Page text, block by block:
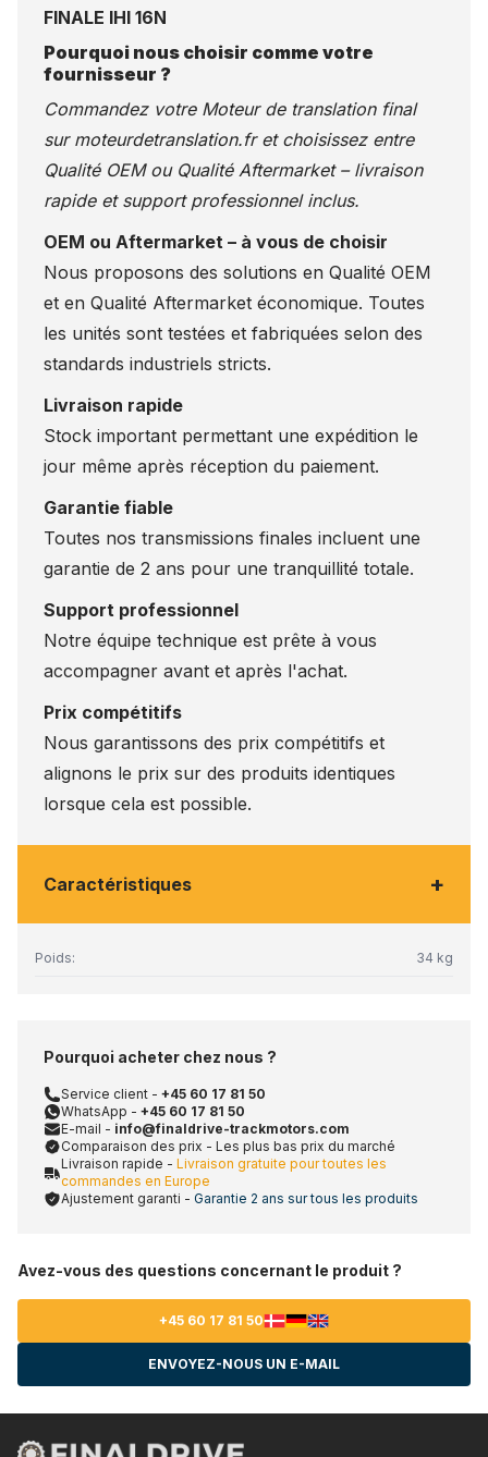
FINALE IHI 16N
Pourquoi nous choisir comme votre
fournisseur ?
Commandez votre Moteur de translation final
sur moteurdetranslation.fret choisissez entre
Qualité OEM ou Qualité Aftermarket – livraison
rapide et support professionnel inclus.
OEM ou Aftermarket – à vous de choisir
Nous proposons des solutions en Qualité OEM
et en Qualité Aftermarket économique. Toutes
les unités sont testées et fabriquées selon des
standards industriels stricts.
Livraison rapide
Stock important permettant une expédition le
jour même après réception du paiement.
Garantie fiable
Toutes nos transmissions finales incluent une
garantie de 2 ans pour une tranquillité totale.
Support professionnel
Notre équipe technique est prête à vous
accompagner avant et après l'achat.
Prix compétitifs
Nous garantissons des prix compétitifs et
alignons le prix sur des produits identiques
lorsque cela est possible.
Caractéristiques +
Poids: 34 kg
Pourquoi acheter chez nous ?
Service client - +45 60 17 81 50
WhatsApp - +45 60 17 81 50
E-mail - info@finaldrive-trackmotors.com
Comparaison des prix - Les plus bas prix du marché
Livraison rapide - Livraison gratuite pour toutes les
commandes en Europe
Ajustement garanti - Garantie 2 ans sur tous les produits
Avez-vous des questions concernant le produit ?
+45 60 17 81 50
ENVOYEZ-NOUS UN E-MAIL